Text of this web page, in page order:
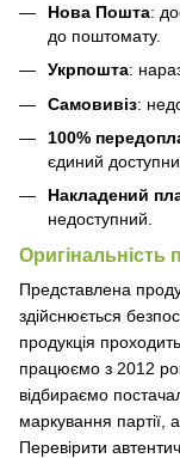
Нова Пошта:
до поштомату.
Укрпошта:
Самовивіз:
100%
єдиний
Накладений
недоступний.
Оригінальність
Представлена
здійснюється
продукція
працюємо з 2012
відбираємо
маркування партії,
Перевірити